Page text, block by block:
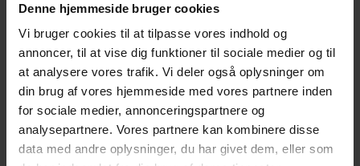
Denne hjemmeside bruger cookies
Vi bruger cookies til at tilpasse vores indhold og
annoncer, til at vise dig funktioner til sociale medier og til
at analysere vores trafik. Vi deler også oplysninger om
din brug af vores hjemmeside med vores partnere inden
for sociale medier, annonceringspartnere og
analysepartnere. Vores partnere kan kombinere disse
data med andre oplysninger, du har givet dem, eller som
privatejede ejerlejligheder.
Alle lejligheder har en sydvendt altan samt depotrum i
kælderen.
Der findes vaske- og cykelkælder samt grønne arealer
til boldspil m.v. til brug for ejendommens beboere.